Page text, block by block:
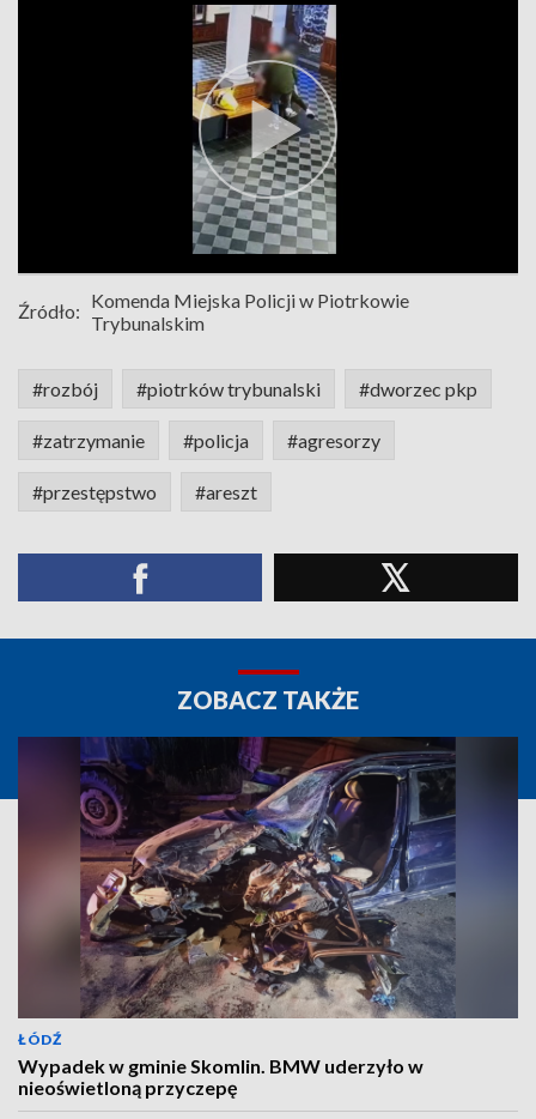
Źródło: Komenda Miejska Policji w Piotrkowie
Trybunalskim
#rozbój #piotrków trybunalski #dworzec pkp
#zatrzymanie #policja #agresorzy
#przestępstwo #areszt
ZOBACZ TAKŻE
ŁÓDŹ
Wypadek w gminie Skomlin. BMW uderzyło w
nieoświetloną przyczepę